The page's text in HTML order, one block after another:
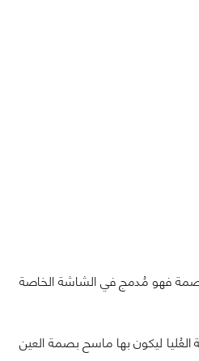
فهو مُدمج في الشاشة الخاصة
العُليا ليكون بها ماسح بصمة العين